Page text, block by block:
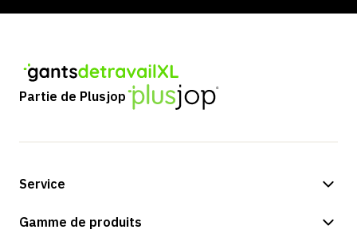
Partie de Plusjop
Service
Options de paiement
Gamme de produits